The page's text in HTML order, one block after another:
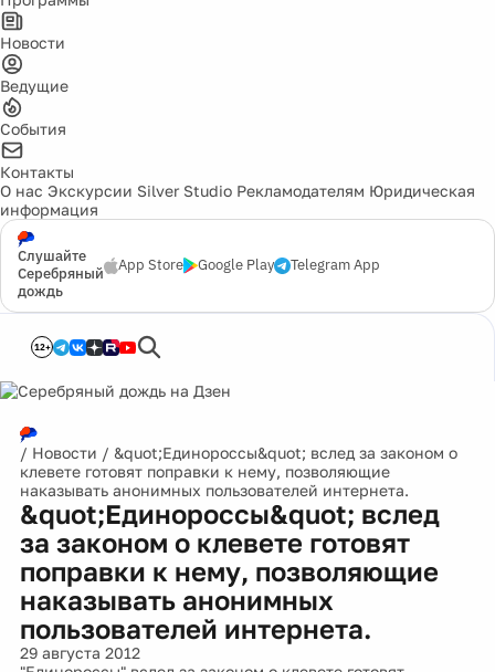
Новости
Ведущие
События
Контакты
О нас Экскурсии Silver Studio Рекламодателям Юридическая
информация
Слушайте
Серебряный
дождь
App Store Google Play Telegram App
12+
/ Новости / &quot;Единороссы&quot; вслед за законом о
клевете готовят поправки к нему, позволяющие
наказывать анонимных пользователей интернета.
&quot;Единороссы&quot; вслед
за законом о клевете готовят
поправки к нему, позволяющие
наказывать анонимных
пользователей интернета.
29 августа 2012